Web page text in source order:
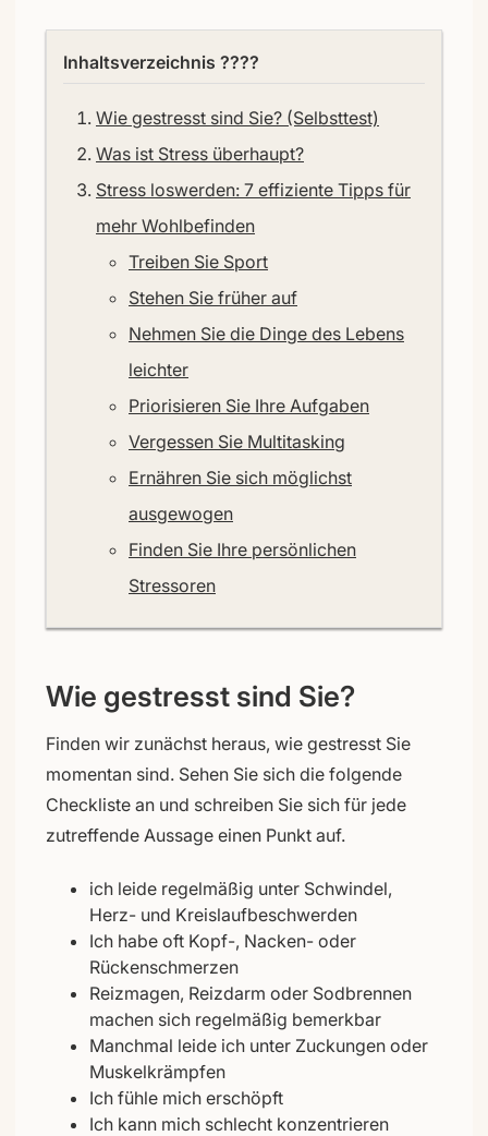
Inhaltsverzeichnis ????
Wie gestresst sind Sie? (Selbsttest)
Was ist Stress überhaupt?
Stress loswerden: 7 effiziente Tipps für
mehr Wohlbefinden
Treiben Sie Sport
Stehen Sie früher auf
Nehmen Sie die Dinge des Lebens
leichter
Priorisieren Sie Ihre Aufgaben
Vergessen Sie Multitasking
Ernähren Sie sich möglichst
ausgewogen
Finden Sie Ihre persönlichen
Stressoren
Wie gestresst sind Sie?
Finden wir zunächst heraus, wie gestresst Sie
momentan sind. Sehen Sie sich die folgende
Checkliste an und schreiben Sie sich für jede
zutreffende Aussage einen Punkt auf.
ich leide regelmäßig unter Schwindel,
Herz- und Kreislaufbeschwerden
Ich habe oft Kopf-, Nacken- oder
Rückenschmerzen
Reizmagen, Reizdarm oder Sodbrennen
machen sich regelmäßig bemerkbar
Manchmal leide ich unter Zuckungen oder
Muskelkrämpfen
Ich fühle mich erschöpft
Ich kann mich schlecht konzentrieren